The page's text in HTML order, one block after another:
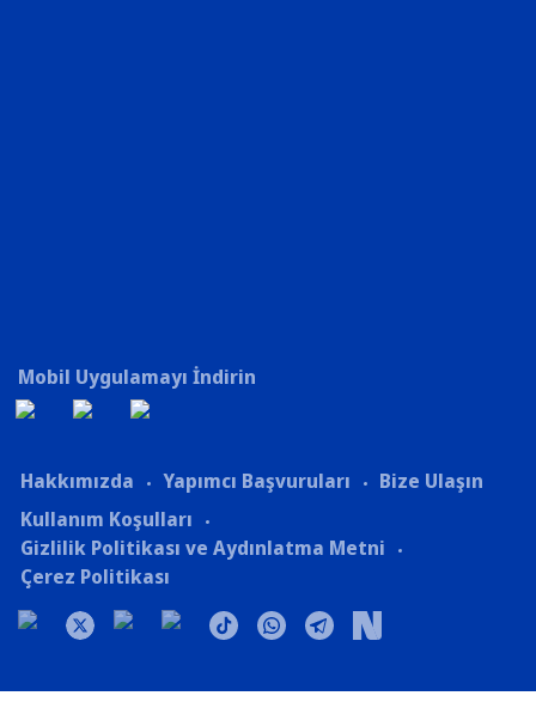
Mobil Uygulamayı İndirin
Hakkımızda Yapımcı Başvuruları
Bize Ulaşın
Kullanım Koşulları
Gizlilik Politikası ve Aydınlatma Metni
Çerez Politikası